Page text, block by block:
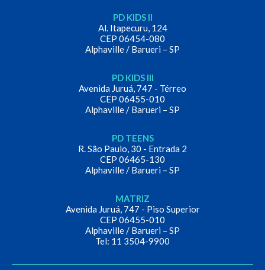
PD KIDS II
Al. Itapecuru, 124
CEP 06454-080
Alphaville / Barueri – SP
PD KIDS III
Avenida Juruá, 747 - Térreo
CEP 06455-010
Alphaville / Barueri – SP
PD TEENS
R. São Paulo, 30 - Entrada 2
CEP 06465-130
Alphaville / Barueri – SP
MATRIZ
Avenida Juruá, 747 - Piso Superior
CEP 06455-010
Alphaville / Barueri – SP
Tel: 11 3504-9900